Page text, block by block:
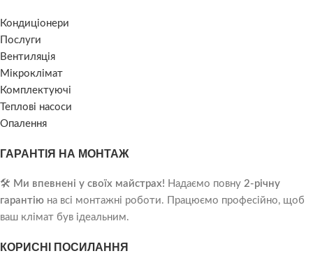
Кондиціонери
Послуги
Вентиляція
Мікроклімат
Комплектуючі
Теплові насоси
Опалення
ГАРАНТІЯ НА МОНТАЖ
🛠️ Ми впевнені у своїх майстрах! Надаємо повну 2-річну
гарантію на всі монтажні роботи. Працюємо професійно, щоб
ваш клімат був ідеальним.
КОРИСНІ ПОСИЛАННЯ